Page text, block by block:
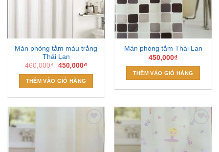
Màn phòng tắm màu trắng
Thái Lan
460,000₫ Giá
là:
460,000₫.
450,000₫Giá
450,000₫.
THÊM VÀO GIỎ HÀNG
Màn phòng tắm Thái Lan
450,000₫
THÊM VÀO GIỎ HÀNG